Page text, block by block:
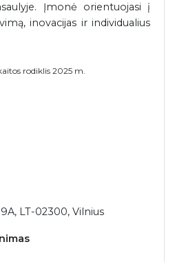
Įmonė orientuojasi į
inovacijas ir individualius
rodiklis 2025 m.
LT-02300, Vilnius